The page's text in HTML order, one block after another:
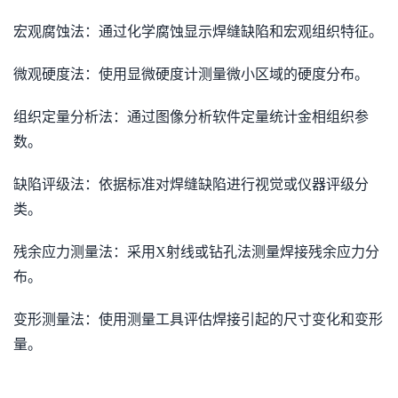
宏观腐蚀法：通过化学腐蚀显示焊缝缺陷和宏观组织特征。
微观硬度法：使用显微硬度计测量微小区域的硬度分布。
组织定量分析法：通过图像分析软件定量统计金相组织参
数。
缺陷评级法：依据标准对焊缝缺陷进行视觉或仪器评级分
类。
残余应力测量法：采用X射线或钻孔法测量焊接残余应力分
布。
变形测量法：使用测量工具评估焊接引起的尺寸变化和变形
量。